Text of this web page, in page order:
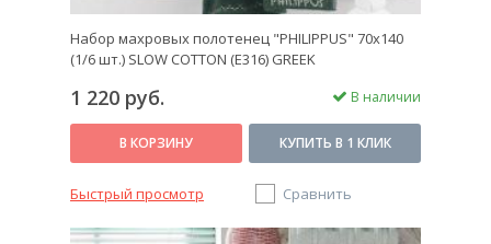
Набор махровых полотенец "PHILIPPUS" 70х140
(1/6 шт.) SLOW COTTON (E316) GREEK
1 220 руб. В наличии
В КОРЗИНУ КУПИТЬ В 1 КЛИК
Быстрый просмотр Сравнить